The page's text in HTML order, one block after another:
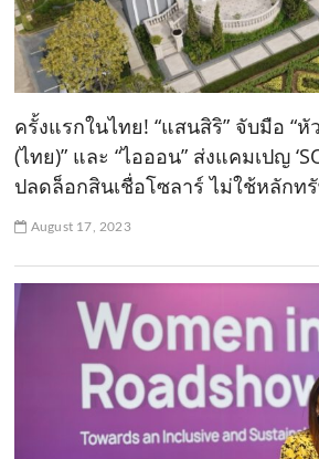
ครั้งแรกในไทย! “แสนสิริ” จับมือ “หั
(ไทย)” และ “ไอออน” ส่งแคมเปญ
ปลดล็อกสินเชื่อโซลาร์ ไม่ใช้หลักท
August 17, 2023